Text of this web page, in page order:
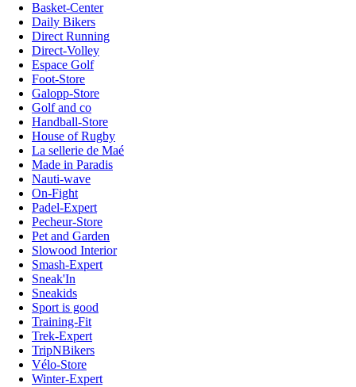
Basket-Center
Daily Bikers
Direct Running
Direct-Volley
Espace Golf
Foot-Store
Galopp-Store
Golf and co
Handball-Store
House of Rugby
La sellerie de Maé
Made in Paradis
Nauti-wave
On-Fight
Padel-Expert
Pecheur-Store
Pet and Garden
Slowood Interior
Smash-Expert
Sneak'In
Sneakids
Sport is good
Training-Fit
Trek-Expert
TripNBikers
Vélo-Store
Winter-Expert